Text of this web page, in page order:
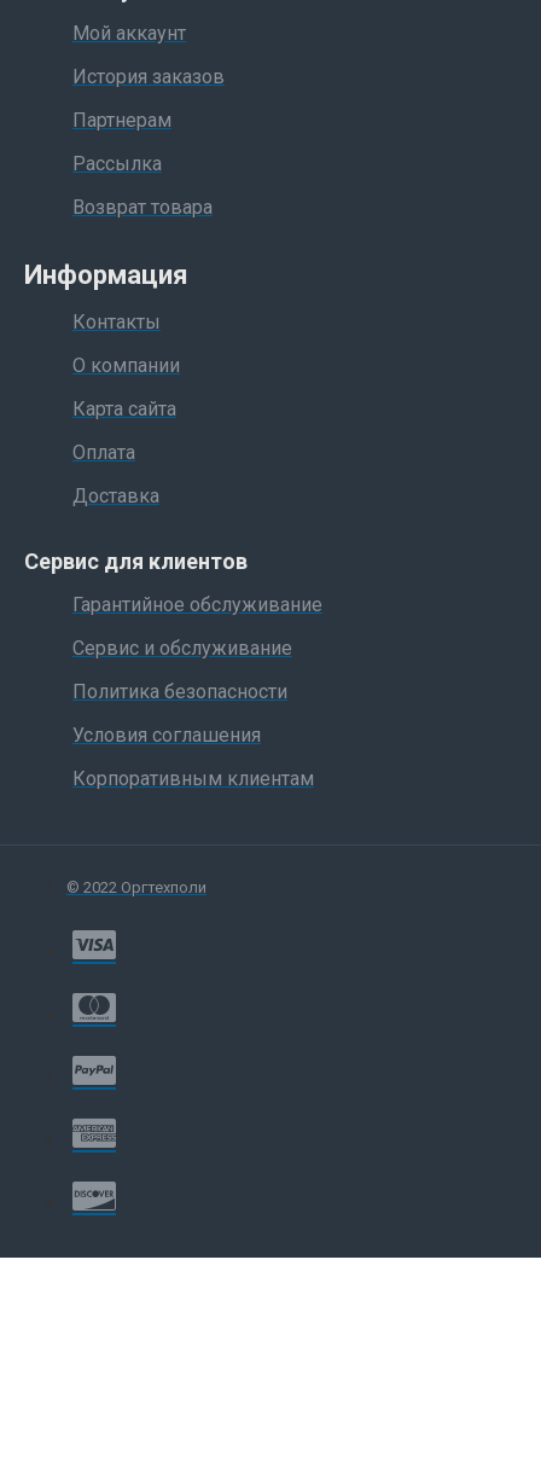
Мой аккаунт
История заказов
Партнерам
Рассылка
Возврат товара
Информация
Контакты
О компании
Карта сайта
Оплата
Доставка
Сервис для клиентов
Гарантийное обслуживание
Сервис и обслуживание
Политика безопасности
Условия соглашения
Корпоративным клиентам
© 2022 Оргтехполи